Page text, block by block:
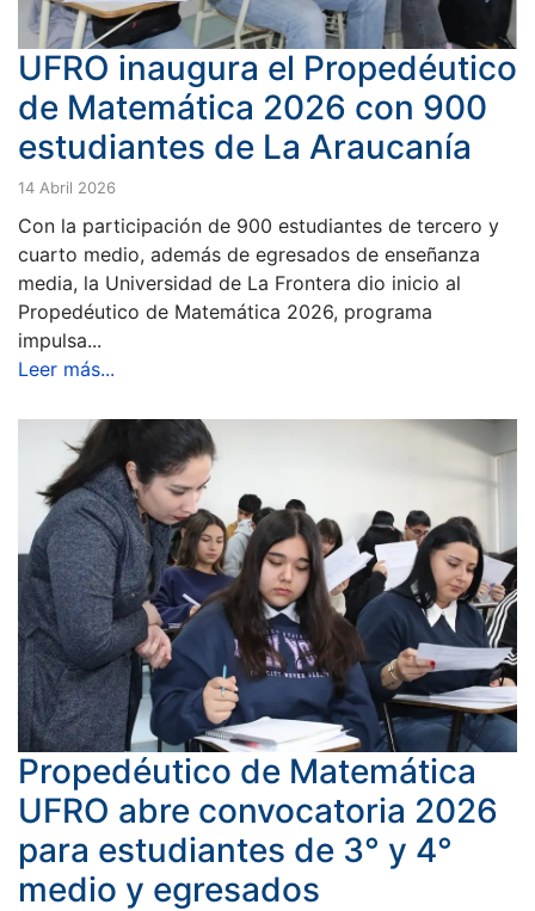
UFRO inaugura el Propedéutico
de Matemática 2026 con 900
estudiantes de La Araucanía
14 Abril 2026
Con la participación de 900 estudiantes de tercero y
cuarto medio, además de egresados de enseñanza
media, la Universidad de La Frontera dio inicio al
Propedéutico de Matemática 2026, programa
impulsa...
Leer más...
Propedéutico de Matemática
UFRO abre convocatoria 2026
para estudiantes de 3° y 4°
medio y egresados